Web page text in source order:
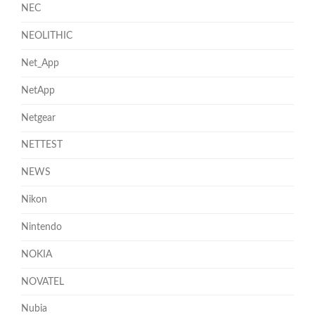
NEC
NEOLITHIC
Net_App
NetApp
Netgear
NETTEST
NEWS
Nikon
Nintendo
NOKIA
NOVATEL
Nubia